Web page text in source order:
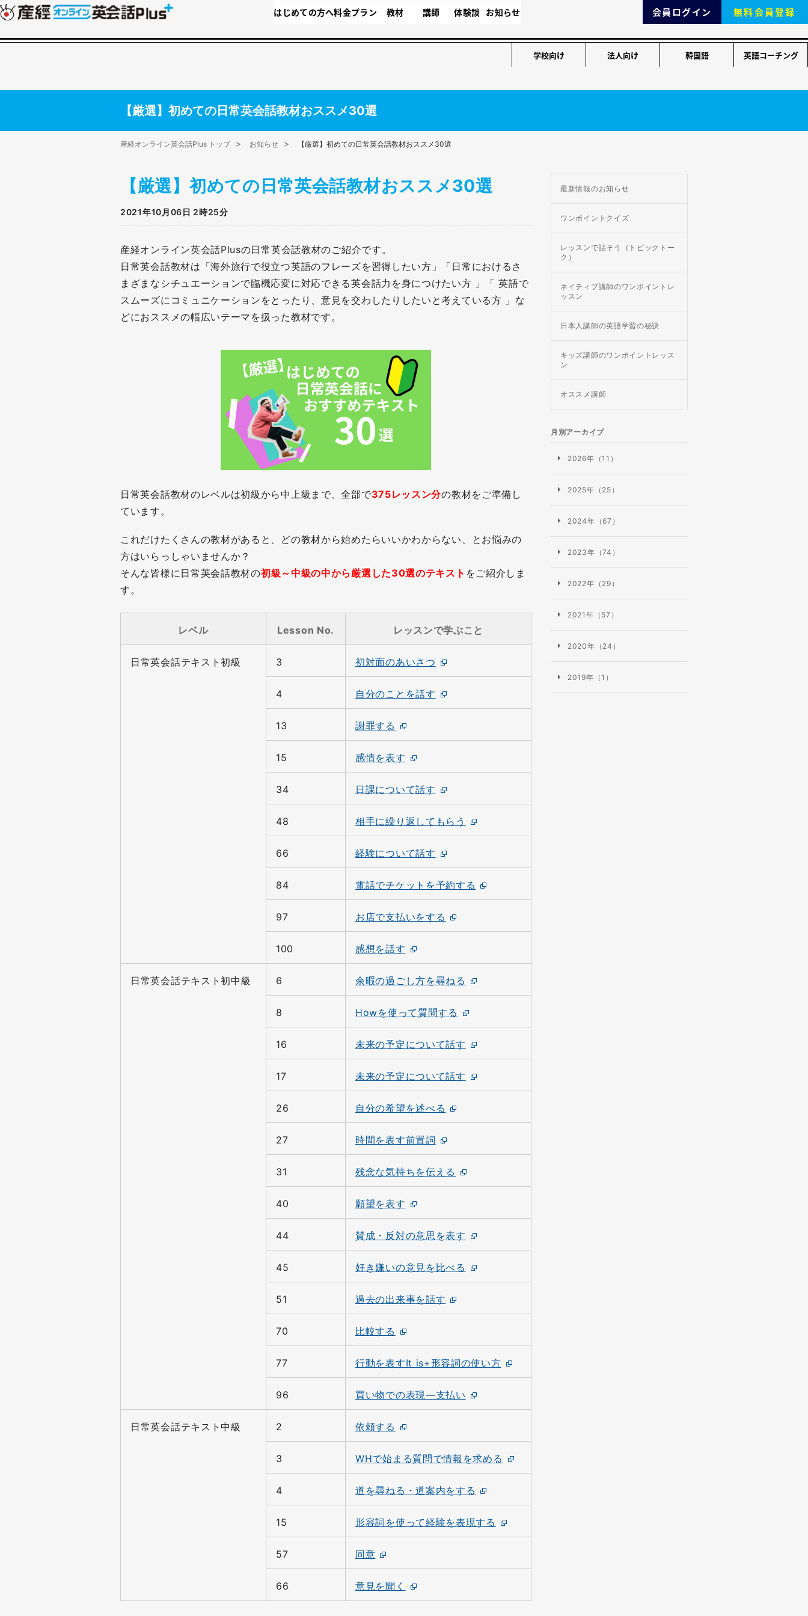
はじめての方へ料金プラン 教材 講師 体験談 お知らせ 会員ログイン 無料会員登録
学校向け 法人向け 韓国語 英語コーチング
【厳選】初めての日常英会話教材おススメ30選
産経オンライン英会話Plus トップ お知らせ 【厳選】初めての日常英会話教材おススメ30選
【厳選】初めての日常英会話教材おススメ30選
2021年10月06日 2時25分
産経オンライン英会話Plusの日常英会話教材のご紹介です。
日常英会話教材は「海外旅行で役立つ英語のフレーズを習得したい方」「日常におけるさ
まざまなシチュエーションで臨機応変に対応できる英会話力を身につけたい方 」「 英語で
スムーズにコミュニケーションをとったり、意見を交わしたりしたいと考えている方 」な
どにおススメの幅広いテーマを扱った教材です。
日常英会話教材のレベルは初級から中上級まで、全部で375レッスン分の教材をご準備し
ています。
これだけたくさんの教材があると、どの教材から始めたらいいかわからない、とお悩みの
方はいらっしゃいませんか？
そんな皆様に日常英会話教材の初級～中級の中から厳選した30選のテキスト をご紹介しま
す。
レベル Lesson No. レッスンで学ぶこと
日常英会話テキスト初級 3 初対面のあいさつ
4 自分のことを話す
13 謝罪する
15 感情を表す
34 日課について話す
48 相手に繰り返してもらう
66 経験について話す
84 電話でチケットを予約する
97 お店で支払いをする
100 感想を話す
日常英会話テキスト初中級 6 余暇の過ごし方を尋ねる
8 Howを使って質問する
16 未来の予定について話す
17 未来の予定について話す
26 自分の希望を述べる
27 時間を表す前置詞
31 残念な気持ちを伝える
40 願望を表す
44 賛成・反対の意思を表す
45 好き嫌いの意見を比べる
51 過去の出来事を話す
70 比較する
77 行動を表すIt is+形容詞の使い方
96 買い物での表現―支払い
日常英会話テキスト中級 2 依頼する
3 WHで始まる質問で情報を求める
4 道を尋ねる・道案内をする
15 形容詞を使って経験を表現する
57 同意
66 意見を聞く
最新情報のお知らせ
ワンポイントクイズ
レッスンで話そう（トピックトー
ク）
ネイティブ講師のワンポイントレ
ッスン
日本人講師の英語学習の秘訣
キッズ講師のワンポイントレッス
ン
オススメ講師
月別アーカイブ
2026年（11）
2025年（25）
2024年（67）
2023年（74）
2022年（29）
2021年（57）
2020年（24）
2019年（1）